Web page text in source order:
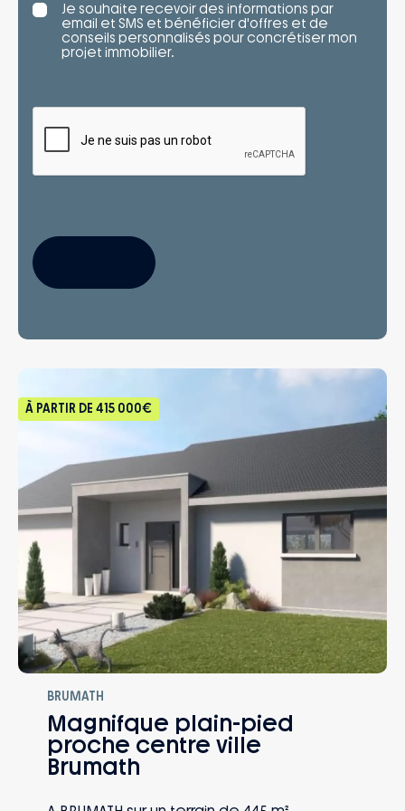
Je souhaite recevoir des informations par
email et SMS et bénéficier d'offres et de
conseils personnalisés pour concrétiser mon
projet immobilier.
À PARTIR DE 415 000€
BRUMATH
Magnifque plain-pied
proche centre ville
Brumath